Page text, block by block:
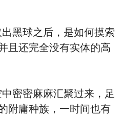
球之后，是如何摸索
且还完全没有实体的高
密麻麻汇聚过来，足
附庸种族，一时间也有